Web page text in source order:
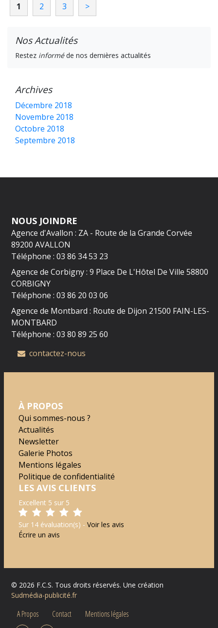
1
2 3 >
Nos Actualités
Restez informéde nos dernières actualités
Archives
Décembre 2018
Novembre 2018
Octobre 2018
Septembre 2018
NOUS JOINDRE
Agence d'Avallon : ZA - Route de la Grande Corvée
89200 AVALLON
Téléphone : 03 86 34 53 23
Agence de Corbigny : 9 Place De L'Hôtel De Ville 58800
CORBIGNY
Téléphone : 03 86 20 03 06
Agence de Montbard : Route de Dijon 21500 FAIN-LES-
MONTBARD
Téléphone : 03 80 89 25 60
contactez-nous
À PROPOS
Qui sommes-nous ?
Actualités
Newsletter
Galerie Photos
Mentions légales
Politique de confidentialité
LES AVIS CLIENTS
Excellent 5 sur 5
Sur 14 évaluation(s) - Voir les avis
Écrire un avis
© 2026 F.C.S. Tous droits réservés. Une création
Sudmédia-publicité.fr
A Propos Contact Mentions légales